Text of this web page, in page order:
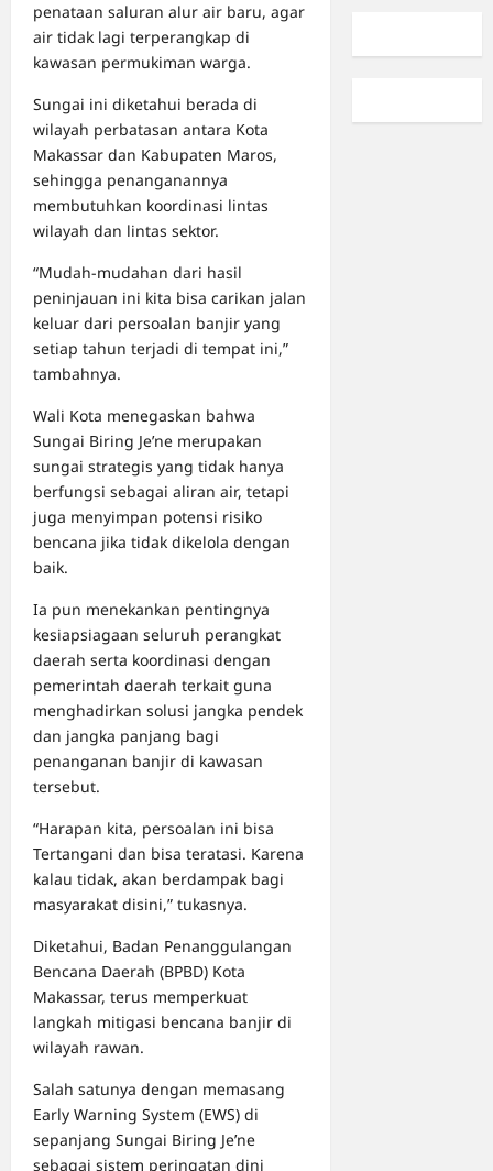
penataan saluran alur air baru, agar
air tidak lagi terperangkap di
kawasan permukiman warga.
Sungai ini diketahui berada di
wilayah perbatasan antara Kota
Makassar dan Kabupaten Maros,
sehingga penanganannya
membutuhkan koordinasi lintas
wilayah dan lintas sektor.
“Mudah-mudahan dari hasil
peninjauan ini kita bisa carikan jalan
keluar dari persoalan banjir yang
setiap tahun terjadi di tempat ini,”
tambahnya.
Wali Kota menegaskan bahwa
Sungai Biring Je’ne merupakan
sungai strategis yang tidak hanya
berfungsi sebagai aliran air, tetapi
juga menyimpan potensi risiko
bencana jika tidak dikelola dengan
baik.
Ia pun menekankan pentingnya
kesiapsiagaan seluruh perangkat
daerah serta koordinasi dengan
pemerintah daerah terkait guna
menghadirkan solusi jangka pendek
dan jangka panjang bagi
penanganan banjir di kawasan
tersebut.
“Harapan kita, persoalan ini bisa
Tertangani dan bisa teratasi. Karena
kalau tidak, akan berdampak bagi
masyarakat disini,” tukasnya.
Diketahui, Badan Penanggulangan
Bencana Daerah (BPBD) Kota
Makassar, terus memperkuat
langkah mitigasi bencana banjir di
wilayah rawan.
Salah satunya dengan memasang
Early Warning System (EWS) di
sepanjang Sungai Biring Je’ne
sebagai sistem peringatan dini